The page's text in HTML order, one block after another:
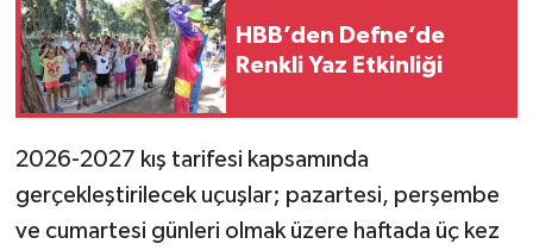
HBB’den Defne’de
Renkli Yaz Etkinliği
2026-2027 kış tarifesi kapsamında
gerçekleştirilecek uçuşlar; pazartesi, perşembe
ve cumartesi günleri olmak üzere haftada üç kez